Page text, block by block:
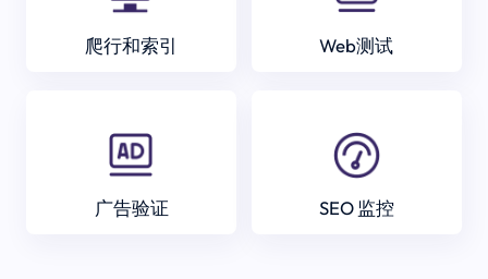
爬行和索引 Web测试
广告验证 SEO 监控